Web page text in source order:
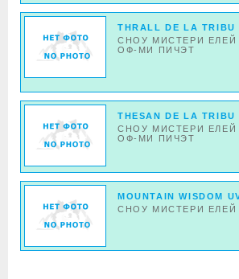
THRALL DE LA TRIBU
СНОУ МИСТЕРИ ЕЛЕЙ
ОФ-МИ ПИЧЭТ
THESAN DE LA TRIBU
СНОУ МИСТЕРИ ЕЛЕЙ
ОФ-МИ ПИЧЭТ
MOUNTAIN WISDOM
СНОУ МИСТЕРИ ЕЛЕЙ